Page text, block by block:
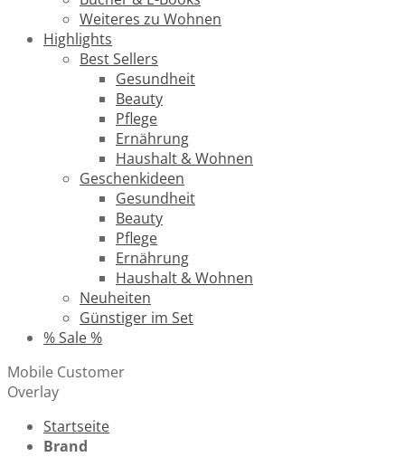
Weiteres zu Wohnen
Highlights
Best Sellers
Gesundheit
Beauty
Pflege
Ernährung
Haushalt & Wohnen
Geschenkideen
Gesundheit
Beauty
Pflege
Ernährung
Haushalt & Wohnen
Neuheiten
Günstiger im Set
% Sale %
Mobile Customer
Overlay
Startseite
Brand